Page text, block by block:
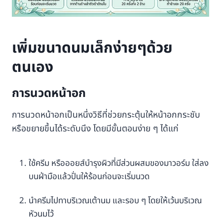
เพิ่มขนาดนมเล็กง่ายๆด้วย
ตนเอง
การนวดหน้าอก
การนวดหน้าอกเป็นหนึ่งวิธีที่ช่วยกระตุ้นให้หน้าอกกระชับ
หรือขยายขึ้นได้ระดับนึง โดยมีขั้นตอนง่าย ๆ ได้แก่
ใช้ครีม หรือออยส์บำรุงผิวที่มีส่วนผสมของมาวอร์ม ใส่ลง
บนฝ่ามือแล้วปั่นให้ร้อนก่อนจะเริ่มนวด
นำครีมไปทาบริเวณเต้านม และรอบ ๆ โดยให้เว้นบริเวณ
หัวนมไว้